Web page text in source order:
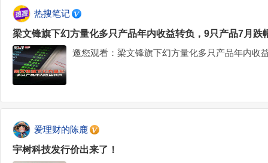
热搜笔记
梁文锋旗下幻方量化多只产品年内收益转负，9只产品7月跌
邀您观看：梁文锋旗下幻方量化多只产品年内收
爱理财的陈鹿
宇树科技发行价出来了！